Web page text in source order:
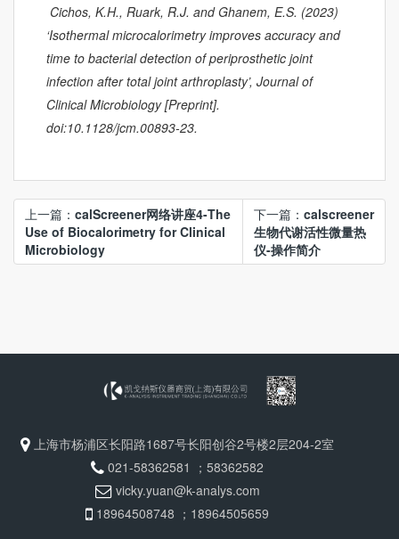
Cichos, K.H., Ruark, R.J. and Ghanem, E.S. (2023)
‘Isothermal microcalorimetry improves accuracy and
time to bacterial detection of periprosthetic joint
infection after total joint arthroplasty’, Journal of
Clinical Microbiology [Preprint].
doi:10.1128/jcm.00893-23.
上一篇： calScreener网络讲座4-The
Use of Biocalorimetry for Clinical
Microbiology
下一篇： calscreener
生物代谢活性微量热
仪-操作简介
上海市杨浦区长阳路1687号长阳创谷2号楼2层204-2室
021-58362581 ；58362582
vicky.yuan@k-analys.com
18964508748 ；18964505659